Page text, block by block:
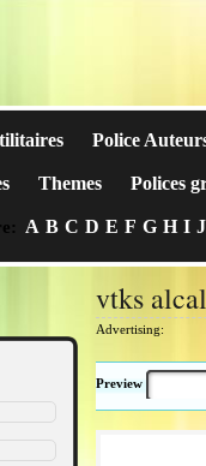
Police
Themes Polices
A B C D E F G H I J
vtks
Advertising:
Preview